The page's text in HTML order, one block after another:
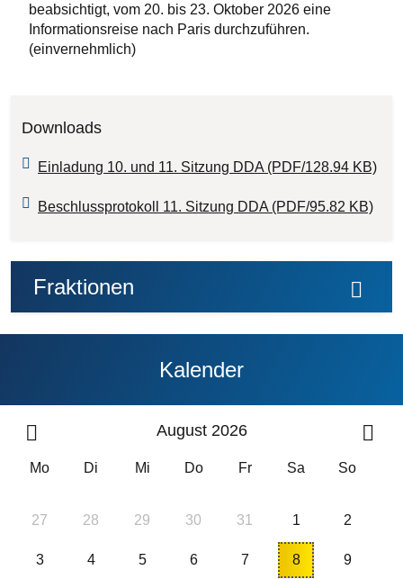
beabsichtigt, vom 20. bis 23. Oktober 2026 eine
Informationsreise nach Paris durchzuführen.
(einvernehmlich)
Downloads
Einladung 10. und 11. Sitzung DDA (PDF/128.94 KB)
Beschlussprotokoll 11. Sitzung DDA (PDF/95.82 KB)
Fraktionen
Kalender
August 2026
Mo Di Mi Do Fr Sa So
27 28 29 30 31 1 2
3 4 5 6 7 8 9